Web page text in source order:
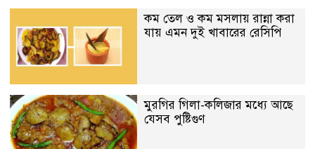
কম তেল ও কম মসলায় রান্না করা
যায় এমন দুই খাবারের রেসিপি
মুরগির গিলা-কলিজার মধ্যে আছে
যেসব পুষ্টিগুণ